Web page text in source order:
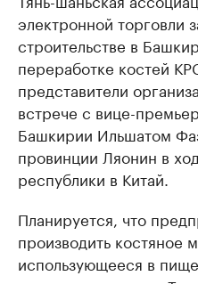
электронной торговли
строительстве в
переработке костей
представители
встрече с вице-
Башкирии Ильшатом
провинции Ляонин в
республики в Китай.
Планируется, что
производить костяное
использующееся в